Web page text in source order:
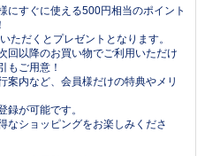
にすぐに使える500円相当のポイント
だくとプレゼントとなります。
回以降のお買い物でご利用いただけ
もご用意！
案内など、会員様だけの特典やメリ
録が可能です。
なショッピングをお楽しみくださ